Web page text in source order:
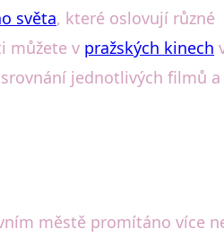
světa, které oslovují různé
můžete v pražských kinech
jednotlivých filmů
městě promítáno více